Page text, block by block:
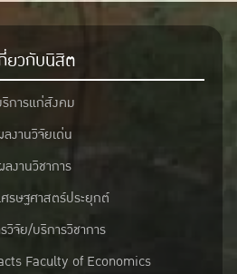
ยวกับนิสิต
การแก่สังคม
ลงานวิจัยเด่น
ลงานวิชาการ
ศรษฐศาสตร์ประยุกต์
วิจัย/บริการวิชาการ
Faculty of Economics